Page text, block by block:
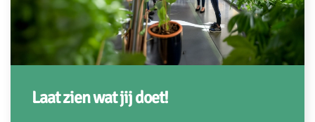
Laat zien wat jij doet!